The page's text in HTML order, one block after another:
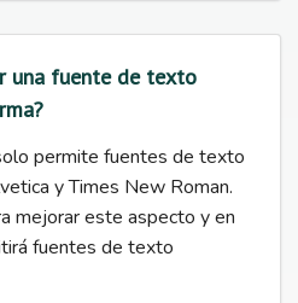
una fuente de texto
permite fuentes de texto
y Times New Roman.
mejorar este aspecto y en
fuentes de texto